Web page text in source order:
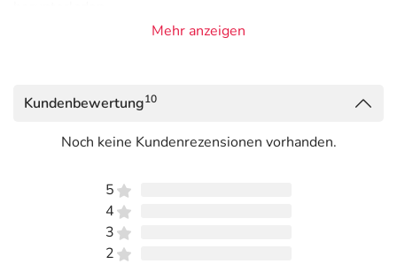
Mehr anzeigen
Kundenbewertung10
Noch keine Kundenrezensionen vorhanden.
5
4
3
2